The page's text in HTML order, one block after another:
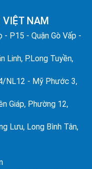
VIỆT NAM
P15 - Quận Gò Vấp -
Linh, P.Long Tuyền,
NL12 - Mỹ Phước 3,
Giáp, Phường 12,
Lưu, Long Bình Tân,